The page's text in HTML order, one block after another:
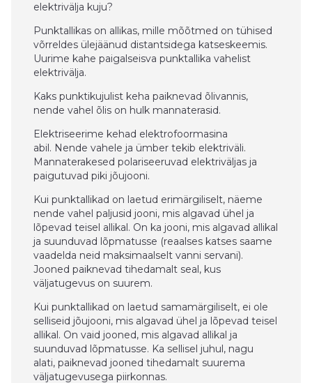
elektrivälja kuju?
Punktallikas on allikas, mille mõõtmed on tühised
võrreldes ülejäänud distantsidega katseskeemis.
Uurime kahe paigalseisva punktallika vahelist
elektrivälja.
Kaks punktikujulist keha paiknevad õlivannis,
nende vahel õlis on hulk mannaterasid.
Elektriseerime kehad elektrofoormasina
abil. Nende vahele ja ümber tekib elektriväli.
Mannaterakesed polariseeruvad elektriväljas ja
paigutuvad piki jõujooni.
Kui punktallikad on laetud erimärgiliselt, näeme
nende vahel paljusid jooni, mis algavad ühel ja
lõpevad teisel allikal. On ka jooni, mis algavad allikal
ja suunduvad lõpmatusse (reaalses katses saame
vaadelda neid maksimaalselt vanni servani).
Jooned paiknevad tihedamalt seal, kus
väljatugevus on suurem.
Kui punktallikad on laetud samamärgiliselt, ei ole
selliseid jõujooni, mis algavad ühel ja lõpevad teisel
allikal. On vaid jooned, mis algavad allikal ja
suunduvad lõpmatusse. Ka sellisel juhul, nagu
alati, paiknevad jooned tihedamalt suurema
väljatugevusega piirkonnas.